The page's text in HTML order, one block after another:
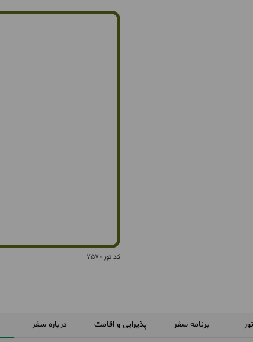
کد تور 7570
برنامه سفر پذیرایی و اقامت درباره سفر